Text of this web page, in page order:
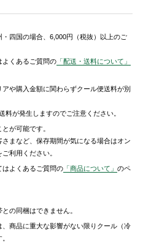
・四国の場合、6,000円（税抜）以上のご
よくあるご質問の 「配送・送料について」
アや購入金額に関わらずクール便送料が別
が発生しますのでご注意ください。
が可能です。
まなど、保存期間が気になる場合はオン
利用ください。
はよくあるご質問の 「商品について」のペ
の同梱はできません。
商品に重大な影響がない限りクール（冷